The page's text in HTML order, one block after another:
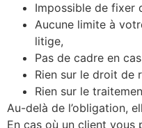
Impossible de fixer
Aucune limite à
litige,
Pas de cadre en
Rien sur le droit de
Rien sur le
Au-delà de l’obligation,
En cas où un client vous